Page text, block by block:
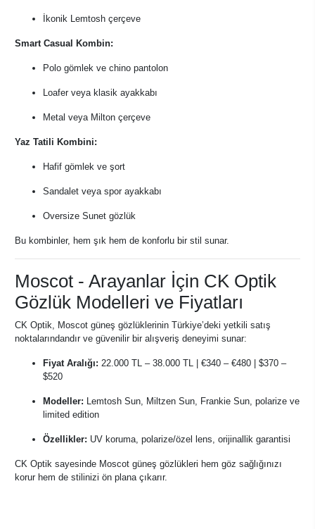
İkonik Lemtosh çerçeve
Smart Casual Kombin:
Polo gömlek ve chino pantolon
Loafer veya klasik ayakkabı
Metal veya Milton çerçeve
Yaz Tatili Kombini:
Hafif gömlek ve şort
Sandalet veya spor ayakkabı
Oversize Sunet gözlük
Bu kombinler, hem şık hem de konforlu bir stil sunar.
Moscot - Arayanlar İçin CK Optik
Gözlük Modelleri ve Fiyatları
CK Optik, Moscot güneş gözlüklerinin Türkiye’deki yetkili satış
noktalarındandır ve güvenilir bir alışveriş deneyimi sunar:
Fiyat Aralığı: 22.000 TL – 38.000 TL | €340 – €480 | $370 –
$520
Modeller: Lemtosh Sun, Miltzen Sun, Frankie Sun, polarize ve
limited edition
Özellikler: UV koruma, polarize/özel lens, orijinallik garantisi
CK Optik sayesinde Moscot güneş gözlükleri hem göz sağlığınızı
korur hem de stilinizi ön plana çıkarır.